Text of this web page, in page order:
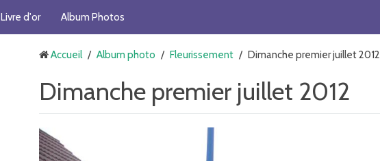
Livre d'or Album Photos
Accueil / Album photo / Fleurissement / Dimanche premier juillet 2012
Dimanche premier juillet 2012